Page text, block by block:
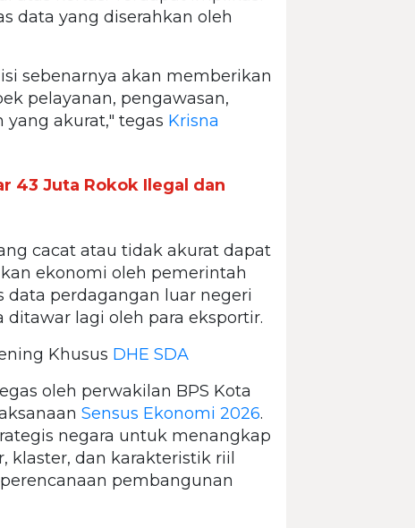
data yang diserahkan oleh
sebenarnya akan memberikan
pelayanan, pengawasan,
akurat," tegas Krisna
43 Juta Rokok Ilegal dan
cacat atau tidak akurat dapat
ekonomi oleh pemerintah
data perdagangan luar negeri
lagi oleh para eksportir.
Khusus DHE SDA
oleh perwakilan BPS Kota
Sensus Ekonomi 2026.
negara untuk menangkap
klaster, dan karakteristik riil
pembangunan